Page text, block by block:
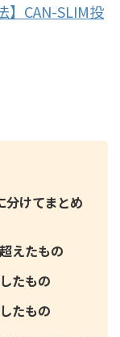
】CAN-SLIM投
分けてまとめ
えたもの
たもの
たもの